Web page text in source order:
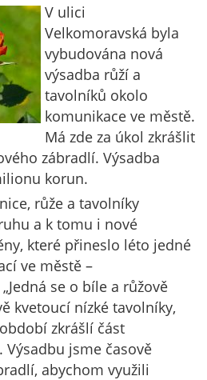
V ulici
Velkomoravská byla
vybudována nová
výsadba růží a
tavolníků okolo
komunikace ve městě.
Má zde za úkol zkrášlit
zábradlí. Výsadba
korun.
růže a tavolníky
a k tomu i nové
které přineslo léto jedné
ve městě –
se o bíle a růžově
kvetoucí nízké tavolníky,
zkrášlí část
jsme časově
abychom využili